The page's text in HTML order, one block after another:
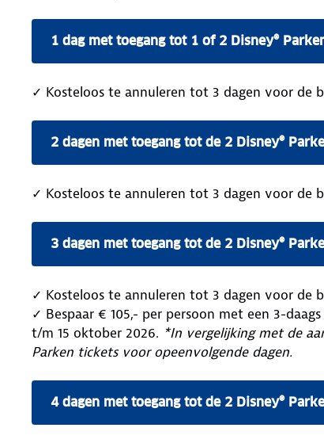
1 dag met toegang tot 1 of 2 Disney®
✓ Kosteloos te annuleren tot 3 dagen voor de
2 dagen met toegang tot de 2 Disney®
✓ Kosteloos te annuleren tot 3 dagen voor de
3 dagen met toegang tot de 2 Disney®
✓ Kosteloos te annuleren tot 3 dagen voor de
✓ Bespaar € 105,- per persoon met een 3-
t/m 15 oktober 2026. *In vergelijking met de
Parken tickets voor opeenvolgende dagen.
4 dagen met toegang tot de 2 Disney®